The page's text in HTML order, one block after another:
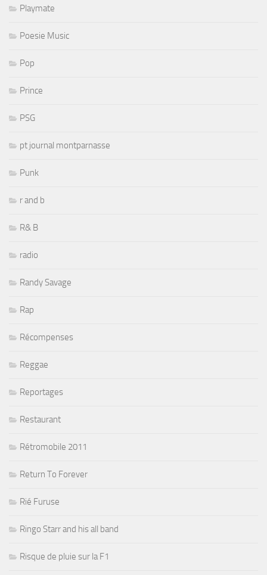
Playmate
Poesie Music
Pop
Prince
PSG
pt journal montparnasse
Punk
r and b
R& B
radio
Randy Savage
Rap
Récompenses
Reggae
Reportages
Restaurant
Rétromobile 2011
Return To Forever
Rié Furuse
Ringo Starr and his all band
Risque de pluie sur la F1